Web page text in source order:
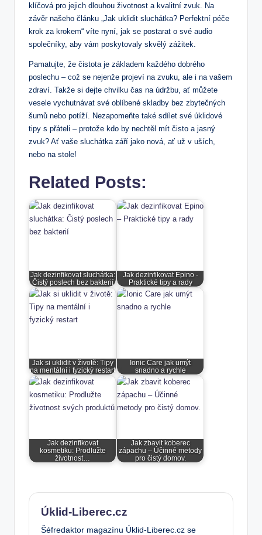
klíčová pro jejich dlouhou životnost a kvalitní zvuk. Na
závěr našeho článku „Jak uklidit sluchátka? Perfektní péče
krok za krokem“ víte nyní, jak se postarat o své audio
společníky, aby vám poskytovaly skvělý zážitek.
Pamatujte, že čistota je základem každého dobrého
poslechu – což se nejenže projeví na zvuku, ale i na vašem
zdraví. Takže si dejte chvilku čas na údržbu, ať můžete
vesele vychutnávat své oblíbené skladby bez zbytečných
šumů nebo potíží. Nezapomeňte také sdílet své úklidové
tipy s přáteli – protože kdo by nechtěl mít čisto a jasný
zvuk? Ať vaše sluchátka září jako nová, ať už v uších,
nebo na stole!
Related Posts:
Jak dezinfikovat sluchátka:
Čistý poslech bez bakterií
Jak dezinfikovat Epino -
Praktické tipy a rady
Jak si uklidit v životě: Tipy
na mentální i fyzický restart
Ionic Care jak umýt
snadno a rychle
Jak dezinfikovat
kosmetiku: Prodlužte
životnost…
Jak zbavit koberec
zápachu – Účinné metody
pro čistý domov.
Úklid-Liberec.cz
Šéfredaktor magazínu Úklid-Liberec.cz se